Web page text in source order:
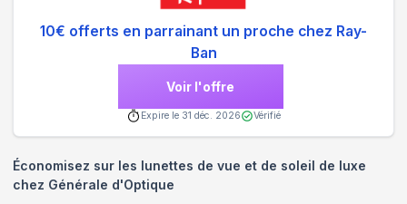
10€ offerts en parrainant un proche chez Ray-
Ban
Voir l'offre
Expire le 31 déc. 2026 Vérifié
Économisez sur les lunettes de vue et de soleil de luxe
chez Générale d'Optique